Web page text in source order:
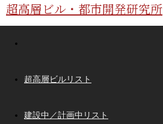
超高層ビル・都市開発研究所
超高層ビルリスト
建設中／計画中リスト